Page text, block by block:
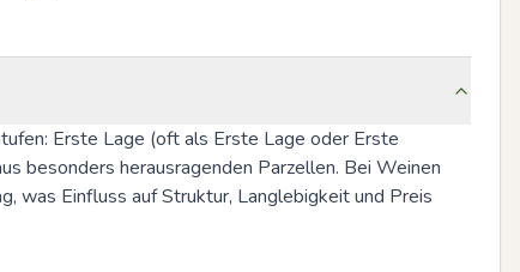
Erste Lage (oft als Erste Lage oder Erste
besonders herausragenden Parzellen. Bei Weinen
was Einfluss auf Struktur, Langlebigkeit und Preis